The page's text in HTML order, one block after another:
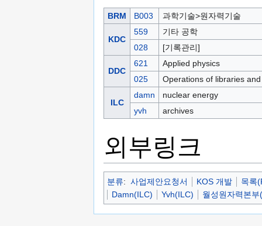
BRM B003 과학기술>원자력기술
KDC
559
기타 공학
028
[기록관리]
DDC
621
Applied physics
025
Operations of libraries
ILC
damn
nuclear energy
yvh
archives
외부링크
분류: 사업제안요청서 KOS 개발
목록
Damn(ILC)
Yvh(ILC) 월성원자력본부